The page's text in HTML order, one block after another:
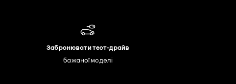
Забронювати тест-драйв
бажаної моделі